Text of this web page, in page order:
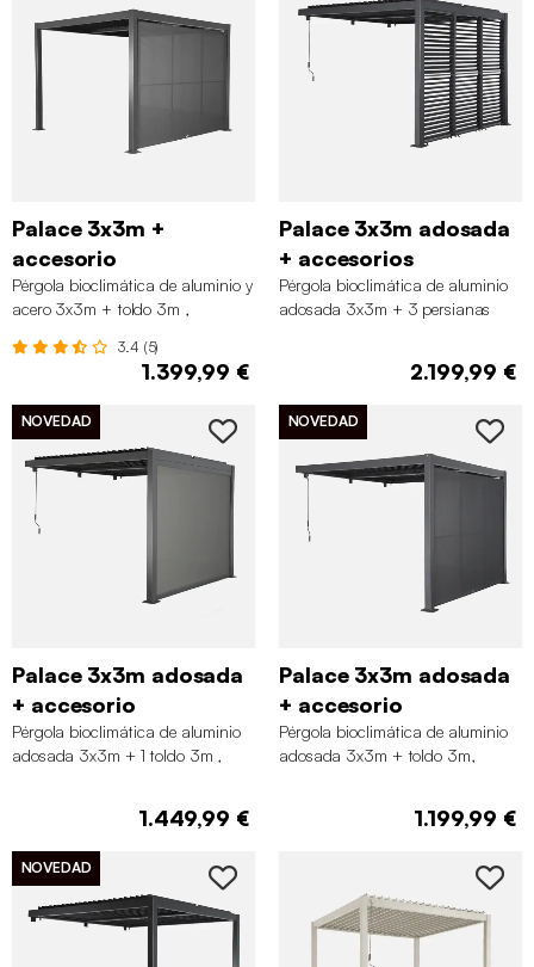
Palace 3x3m +
accesorio
Pérgola bioclimática de aluminio y
acero 3x3m + toldo 3m ,
3.4 (5)
1.399,99 €
Palace 3x3m adosada
+ accesorios
Pérgola bioclimática de aluminio
adosada 3x3m + 3 persianas
2.199,99 €
NOVEDAD
Palace 3x3m adosada
+ accesorio
Pérgola bioclimática de aluminio
adosada 3x3m + 1 toldo 3m ,
1.449,99 €
NOVEDAD
Palace 3x3m adosada
+ accesorio
Pérgola bioclimática de aluminio
adosada 3x3m + toldo 3m,
1.199,99 €
NOVEDAD